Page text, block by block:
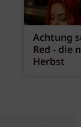
Achtung
Red - die
Herbst